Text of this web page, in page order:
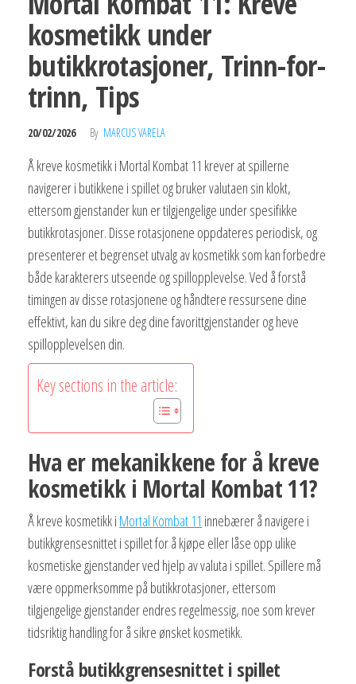
kosmetikk under
butikkrotasjoner, Trinn-for-
trinn, Tips
20/02/2026 By MARCUS VARELA
Å kreve kosmetikk i Mortal Kombat 11 krever at spillerne
navigerer i butikkene i spillet og bruker valutaen sin klokt,
ettersom gjenstander kun er tilgjengelige under spesifikke
butikkrotasjoner. Disse rotasjonene oppdateres periodisk, og
presenterer et begrenset utvalg av kosmetikk som kan forbedre
både karakterers utseende og spillopplevelse. Ved å forstå
timingen av disse rotasjonene og håndtere ressursene dine
effektivt, kan du sikre deg dine favorittgjenstander og heve
spillopplevelsen din.
Key sections in the article:
Hva er mekanikkene for å kreve
kosmetikk i Mortal Kombat 11?
Å kreve kosmetikk i Mortal Kombat 11 innebærer å navigere i
butikkgrensesnittet i spillet for å kjøpe eller låse opp ulike
kosmetiske gjenstander ved hjelp av valuta i spillet. Spillere må
være oppmerksomme på butikkrotasjoner, ettersom
tilgjengelige gjenstander endres regelmessig, noe som krever
tidsriktig handling for å sikre ønsket kosmetikk.
Forstå butikkgrensesnittet i spillet